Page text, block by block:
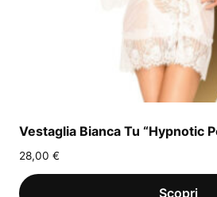
Vestaglia Bianca Tu “Hypnotic
28,00 €